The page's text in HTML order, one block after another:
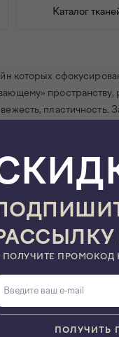
Каталог
которых
и дружелюбного
и чувство
ощущения. С
творческую
разных
высотой 15мм,
ПОЛУЧИТЕ ПРОМОКОД
ПОЛУЧИТЬ